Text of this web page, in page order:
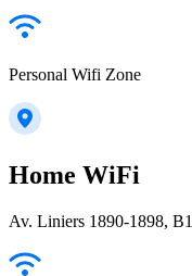
Personal Wifi Zone
Home WiFi
Av. Liniers 1890-1898,